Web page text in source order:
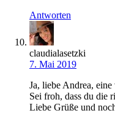
Antworten
claudialasetzki
7. Mai 2019
Ja, liebe Andrea,
Sei froh, dass du die
Liebe Grüße und